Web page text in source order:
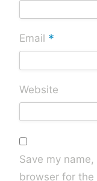
Email *
Website
Save my
browser for the